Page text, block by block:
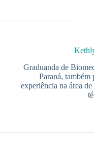
Graduanda de
Paraná, também
experiência na área